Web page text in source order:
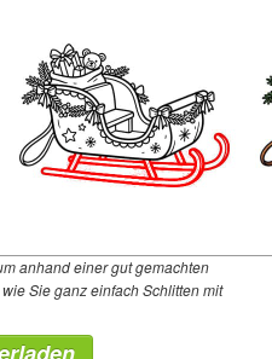
anhand einer gut gemachten
Sie ganz einfach Schlitten mit